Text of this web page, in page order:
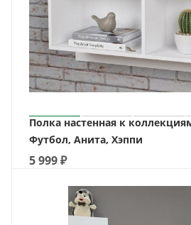
Полка настенная к
Футбол, Анита, Хэппи
5 999₽